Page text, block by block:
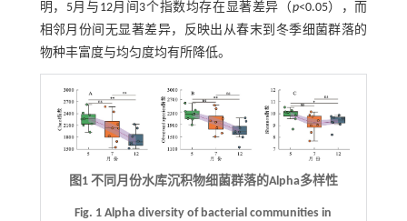
明，5月与12月间3个指数均存在显著差异（p<0.05），而
相邻月份间无显著差异，反映出从春末到冬季细菌群落的
物种丰富度与均匀度均有所降低。
图1 不同月份水库沉积物细菌群落的Alpha多样性
Fig. 1 Alpha diversity of bacterial communities in